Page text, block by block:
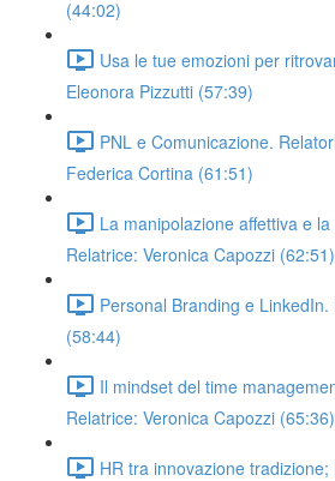
(44:02)
Usa le tue emozioni per
Eleonora Pizzutti (57:39)
PNL e Comunicazione.
Federica Cortina (61:51)
La manipolazione affettiva e
Relatrice: Veronica Capozzi (62:51)
Personal Branding e
(58:44)
Il mindset del time
Relatrice: Veronica Capozzi (65:36)
HR tra innovazione